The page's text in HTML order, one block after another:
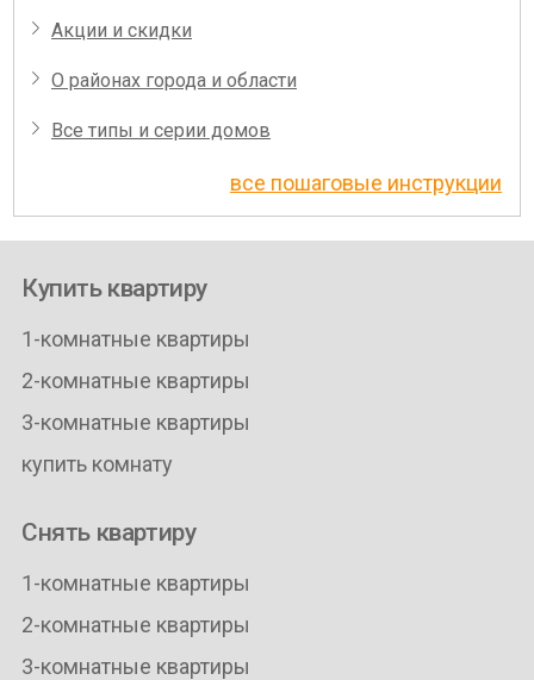
Акции и скидки
О районах города и области
Все типы и серии домов
все пошаговые инструкции
Купить квартиру
1-комнатные квартиры
2-комнатные квартиры
3-комнатные квартиры
купить комнату
Снять квартиру
1-комнатные квартиры
2-комнатные квартиры
3-комнатные квартиры